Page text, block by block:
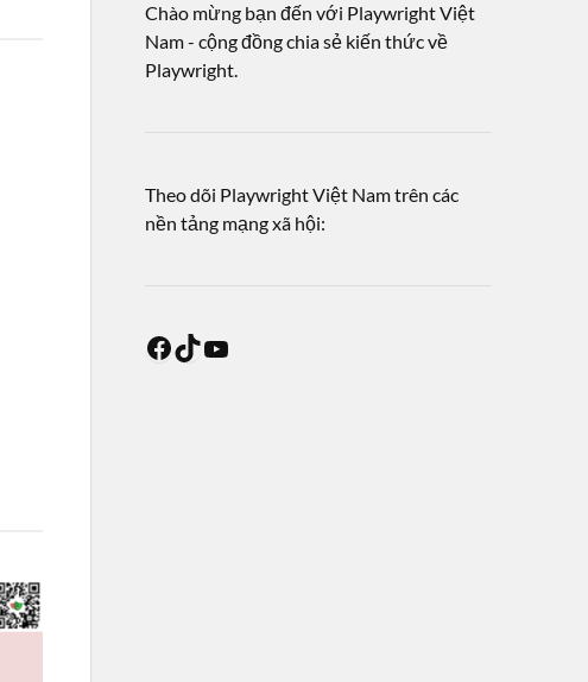
Chào mừng bạn đến với Playwright Việt
Nam - cộng đồng chia sẻ kiến thức về
Playwright.
Theo dõi Playwright Việt Nam trên các
nền tảng mạng xã hội: